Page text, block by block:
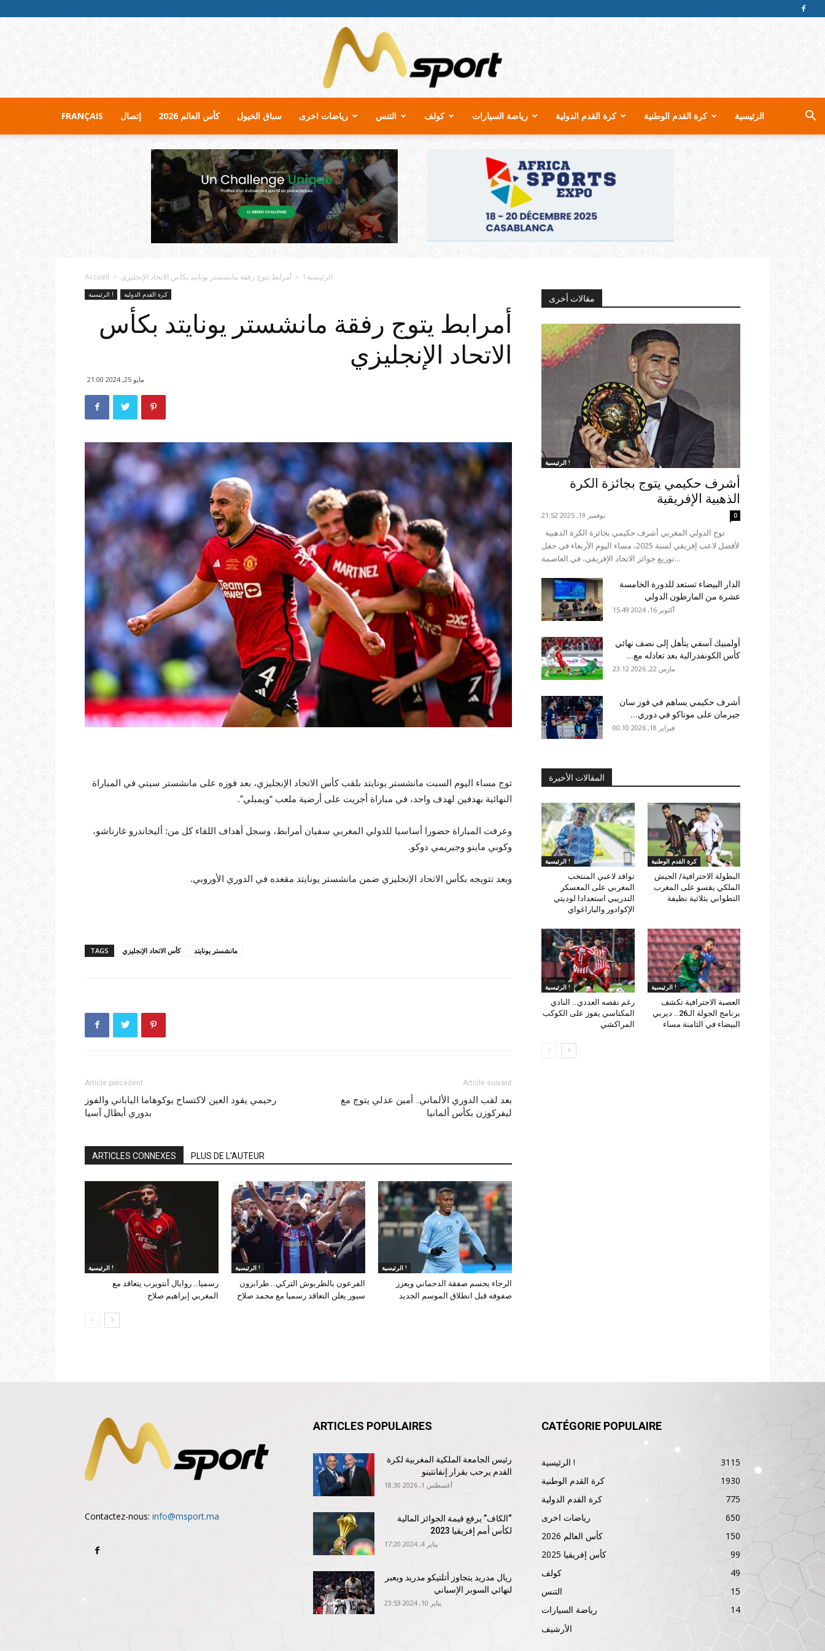
MSport.ma
FRANÇAIS إتصال كأس العالم 2026 سباق الخيول رياضات اخرى التنس كولف رياضة السيارات كرة القدم الدولية كرة القدم الوطنية الرئيسية
Accueil الرئيسية ! أمرابط يتوج رفقة مانشستر يونايتد بكأس الاتحاد الإنجليزي
الرئيسية ! كرة القدم الدولية
أمرابط يتوج رفقة مانشستر يونايتد بكأس
الاتحاد الإنجليزي
مايو 25, 2024 21:00
توج مساء اليوم السبت مانشستر يونايتد بلقب كأس الاتحاد الإنجليزي، بعد فوزه على مانشستر سيتي في المباراة
النهائية بهدفين لهدف واحد، في مباراة أجريت على أرضية ملعب “ويمبلي”.
وعرفت المباراة حضورا أساسيا للدولي المغربي سفيان أمرابط، وسجل أهداف اللقاء كل من: أليخاندرو غارناشو،
وكوبي ماينو وجيريمي دوكو.
وبعد تتويجه بكأس الاتحاد الإنجليزي ضمن مانشستر يونايتد مقعده في الدوري الأوروبي.
TAGS كأس الاتحاد الإنجليزي مانشستر يونايتد
Article précédent
رحيمي يقود العين لاكتساح يوكوهاما الياباني والفوز
بدوري أبطال آسيا
Article suivant
بعد لقب الدوري الألماني.. أمين عدلي يتوج مع
ليفركوزن بكأس ألمانيا
ARTICLES CONNEXES PLUS DE L'AUTEUR
الرئيسية !
رسميا.. روايال أنتويرب يتعاقد مع
المغربي إبراهيم صلاح
الرئيسية !
الفرعون بالطربوش التركي.. طرابزون
سبور يعلن التعاقد رسميا مع محمد صلاح
الرئيسية !
الرجاء يحسم صفقة الدحماني ويعزز
صفوفه قبل انطلاق الموسم الجديد
مقالات أخرى
الرئيسية !
أشرف حكيمي يتوج بجائزة الكرة
الذهبية الإفريقية
نوفمبر 19, 2025 21:52 0
لأفضل لاعب إفريقي لسنة 2025، مساء اليوم الأربعاء في حفل
توزيع جوائز الاتحاد الإفريقي، في العاصمة...
الدار البيضاء تستعد للدورة الخامسة
عشرة من المارطون الدولي
أكتوبر 16, 2024 15:49
أولمبيك آسفي يتأهل إلى نصف نهائي
كأس الكونفدرالية بعد تعادله مع...
مارس 22, 2026 23:12
أشرف حكيمي يساهم في فوز سان
جيرمان على موناكو في دوري...
فبراير 18, 2026 00:10
المقالات الأخيرة
الرئيسية !
توافد لاعبي المنتخب
المغربي على المعسكر
التدريبي استعدادا لوديتي
الإكوادور والباراغواي
كرة القدم الوطنية
البطولة الاحترافية/ الجيش
الملكي يقسو على المغرب
التطواني بثلاثية نظيفة
الرئيسية !
رغم نقصه العددي.. النادي
المكناسي يفوز على الكوكب
المراكشي
الرئيسية !
العصبة الاحترافية تكشف
برنامج الجولة الـ26.. ديربي
البيضاء في الثامنة مساء
Contactez-nous: info@msport.ma
ARTICLES POPULAIRES
رئيس الجامعة الملكية المغربية لكرة
القدم يرحب بقرار إنفانتينو
أغسطس 1, 2026 18:30
“الكاف” يرفع قيمة الجوائز المالية
لكأس أمم إفريقيا 2023
يناير 4, 2024 17:20
ريال مدريد يتجاوز أتلتيكو مدريد ويعبر
لنهائي السوبر الإسباني
يناير 10, 2024 23:53
CATÉGORIE POPULAIRE
الرئيسية !
3115
كرة القدم الوطنية
1930
كرة القدم الدولية
775
رياضات اخرى
650
كأس العالم 2026
150
كأس إفريقيا 2025
99
كولف
49
التنس
15
رياضة السيارات
14
الأرشيف